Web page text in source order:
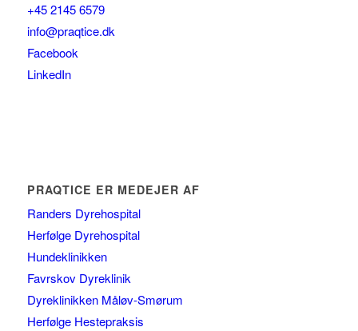
+45 2145 6579
info@praqtice.dk
Facebook
LinkedIn
PRAQTICE ER MEDEJER AF
Randers Dyrehospital
Herfølge Dyrehospital
Hundeklinikken
Favrskov Dyreklinik
Dyreklinikken Måløv-Smørum
Herfølge Hestepraksis